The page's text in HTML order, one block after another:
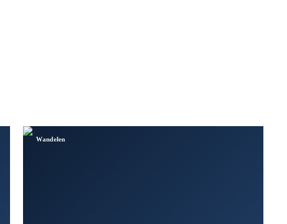
Wandelen